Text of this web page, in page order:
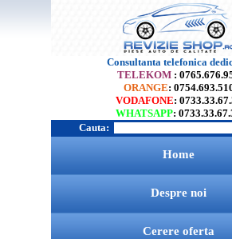
Consultanta telefonica
TELEKOM :
ORANGE:
VODAFONE:
WHATSAPP:
Cauta:
Home
Despre noi
Cerere oferta